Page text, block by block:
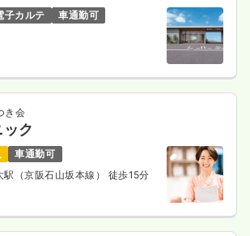
子カルテ
車通勤可
き会
ク
車通勤可
駅（京阪石山坂本線） 徒歩15分